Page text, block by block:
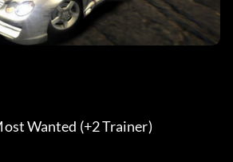
Wanted (+2 Trainer)